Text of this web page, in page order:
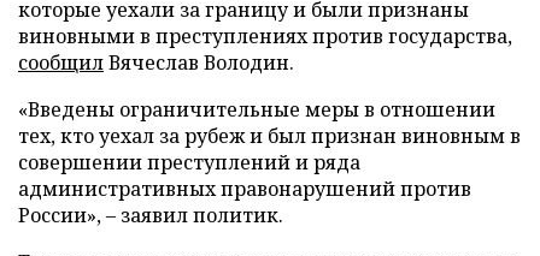
которые уехали за границу и были признаны
виновными в преступлениях против государства,
сообщилВячеслав Володин.
«Введены ограничительные меры в отношении
тех, кто уехал за рубеж и был признан виновным в
совершении преступлений и ряда
административных правонарушений против
России», – заявил политик.